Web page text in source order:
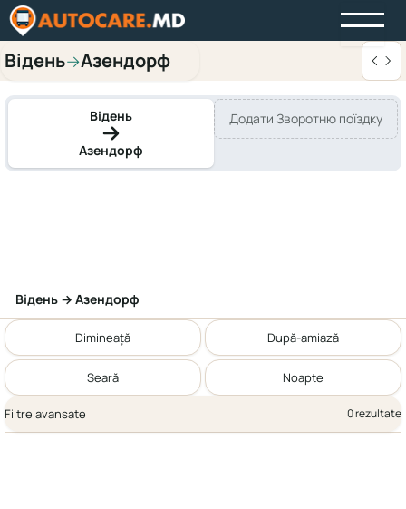
Відень→Азендорф
Відень
Азендорф
Додати Зворотню поїздку
Відень → Азендорф
Dimineață După-amiază
Seară Noapte
Filtre avansate 0 rezultate